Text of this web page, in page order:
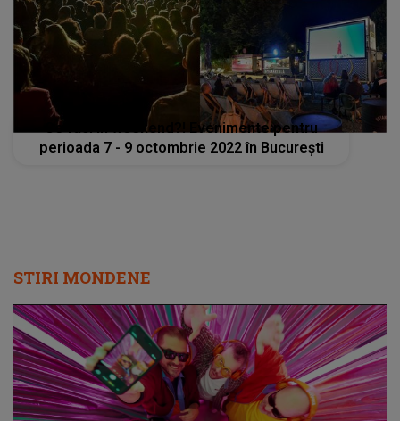
Ce faci în weekend?! Evenimente pentru
perioada 7 - 9 octombrie 2022 în București
STIRI MONDENE